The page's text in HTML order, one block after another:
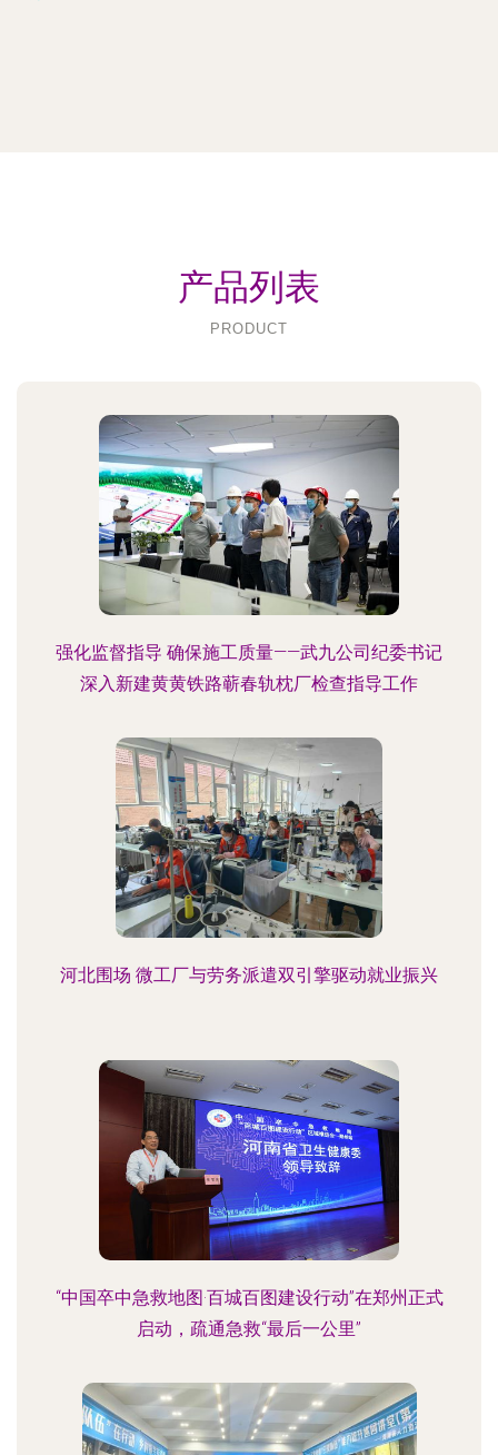
产品列表
PRODUCT
强化监督指导 确保施工质量——武九公司纪委书记
深入新建黄黄铁路蕲春轨枕厂检查指导工作
河北围场 微工厂与劳务派遣双引擎驱动就业振兴
“中国卒中急救地图·百城百图建设行动”在郑州正式
启动，疏通急救“最后一公里”